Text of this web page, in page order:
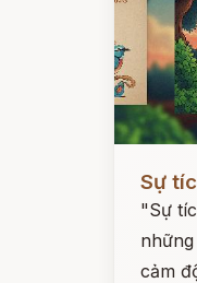
Sự
"Sự
cảm